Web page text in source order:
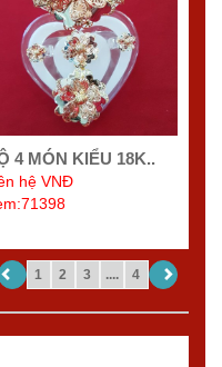
4 MÓN KIỂU 18K..
hệ VNĐ
1 2 3 .... 4